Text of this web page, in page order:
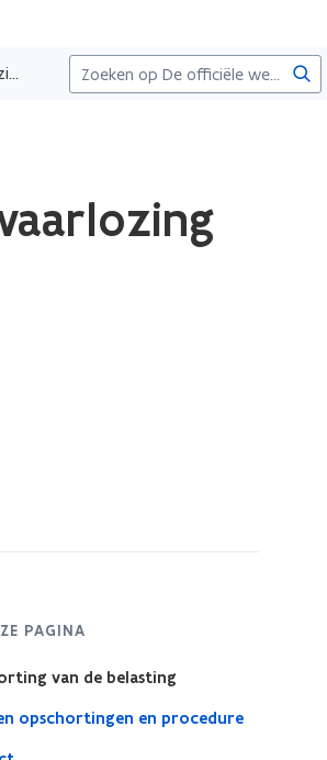
Opschorting van de heffing op de leegstand en verwaarlozing van bedrijfsgebouwen
PAGINA
van de belasting
opschortingen en procedure